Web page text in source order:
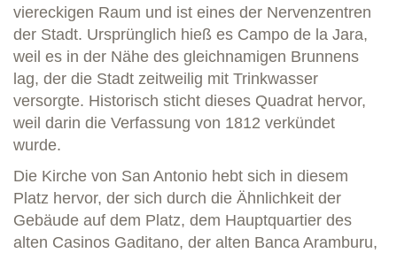
viereckigen Raum und ist eines der Nervenzentren
der Stadt. Ursprünglich hieß es Campo de la Jara,
weil es in der Nähe des gleichnamigen Brunnens
lag, der die Stadt zeitweilig mit Trinkwasser
versorgte. Historisch sticht dieses Quadrat hervor,
weil darin die Verfassung von 1812 verkündet
wurde.
Die Kirche von San Antonio hebt sich in diesem
Platz hervor, der sich durch die Ähnlichkeit der
Gebäude auf dem Platz, dem Hauptquartier des
alten Casinos Gaditano, der alten Banca Aramburu,